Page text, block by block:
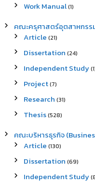
Work Manual(1)
คณะครุศาสตร์อุตสาหกร
Article (21)
Dissertation (24)
Independent Study
Project(7)
Research (31)
Thesis(528)
คณะบริหารธุรกิจ
Article (130)
Dissertation (69)
Independent Study